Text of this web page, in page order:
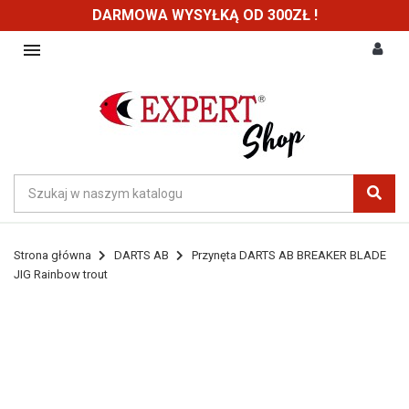
DARMOWA WYSYŁKĄ OD 300ZŁ !

Strona główna DARTS AB
Przynęta DARTS AB BREAKER BLADE
JIG Rainbow trout